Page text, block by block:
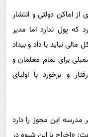
از اماکن دولتی و انتشار
پول ندارد اما مدیر
نباید با داد و بیداد
برای تمام معلمان و
و برخورد با اولیای
مدرسه این مجوز را دارد